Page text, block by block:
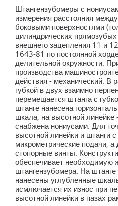
Штангензубомеры с
измерения расстояния
боковыми поверхностями
цилиндрических
внешнего зацепления 11 и
1643-81 по постоянной
делительной окружности.
производства
действия - механический. В
губкой в двух взаимно
перемещается штанга с
штанге нанесена
шкала, на высотной линейке
снабжена нониусами. Для
высотной линейки и штанги
микрометрические подачи,
стопорные винты.
обеспечивает необходимую
штангензубомера. На
нанесены углубленные
исмлючается их износ при
высотной линейки в пазах